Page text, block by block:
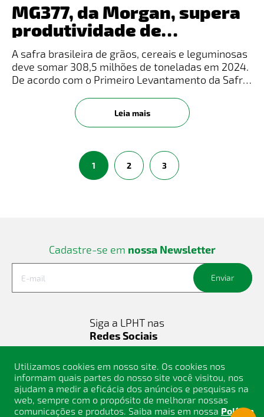
MG377, da Morgan, supera
produtividade de
principais concorrentes no
Sul do País
A safra brasileira de grãos, cereais e leguminosas
deve somar 308,5 milhões de toneladas em 2024.
De acordo com o Primeiro Levantamento da Safra
(Companhia Nacional de Abastecimento) o cultivo
do milho no 1º c
Leia mais
1 2 3
Cadastre-se em nossa Newsletter
Enviar
Siga a LPHT nas
Redes Sociais
Utilizamos cookies em nosso site. Os cookies nos
informam quais partes do nosso site você visitou, nos
ajudam a medir a eficácia dos anúncios e pesquisas na
web, sempre com o propósito de melhorar nossas
comunicações e produtos. Saiba mais em nossa Política